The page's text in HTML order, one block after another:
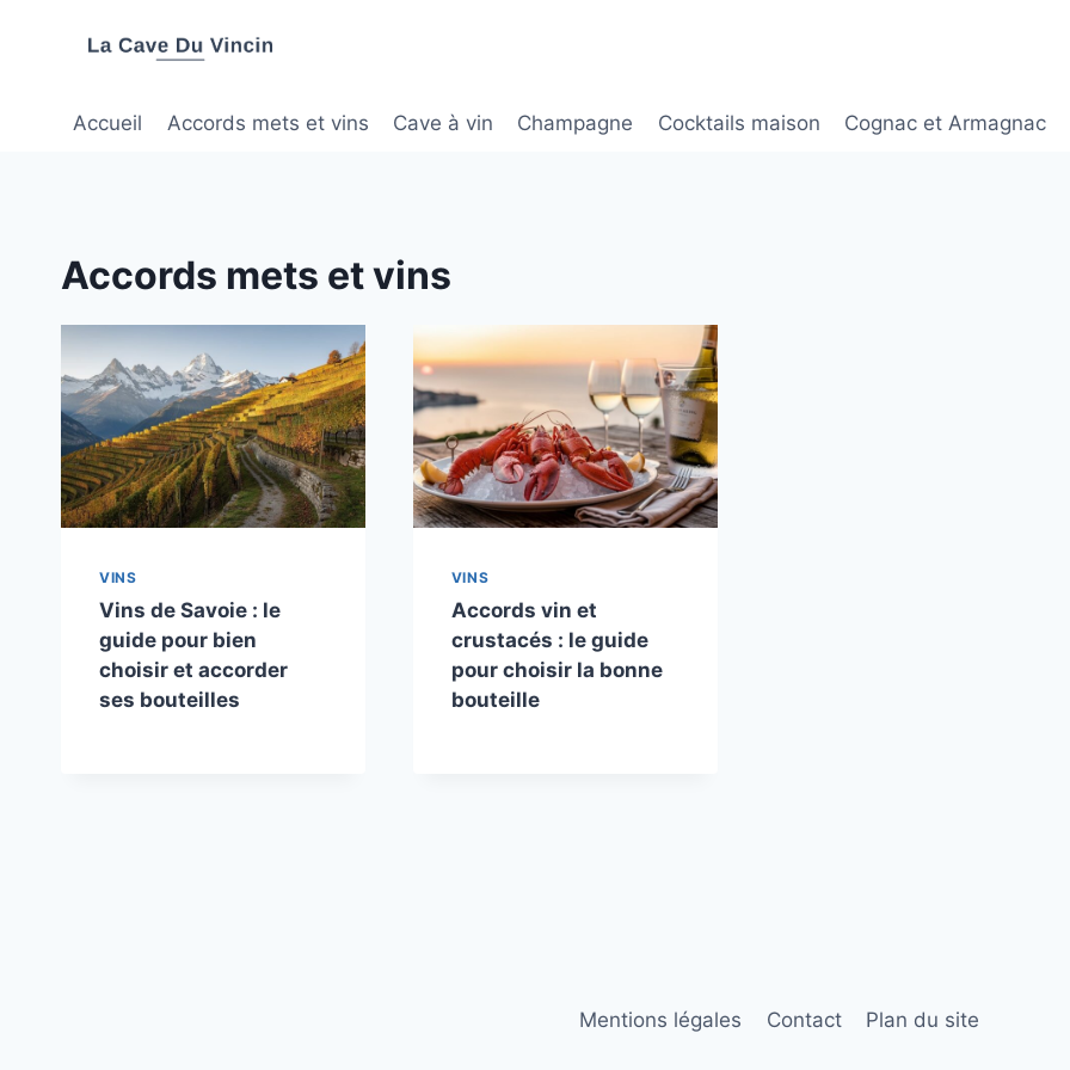
Accueil
Accords mets et vins Cave à vin Champagne Cocktails maison Cognac et Armagnac
Accords mets et vins
VINS
Vins de Savoie : le
guide pour bien
choisir et accorder
ses bouteilles
VINS
Accords vin et
crustacés : le guide
pour choisir la bonne
bouteille
Mentions légales Contact Plan du site